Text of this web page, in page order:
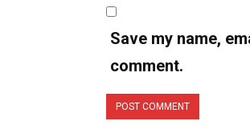
Save my name,
comment.